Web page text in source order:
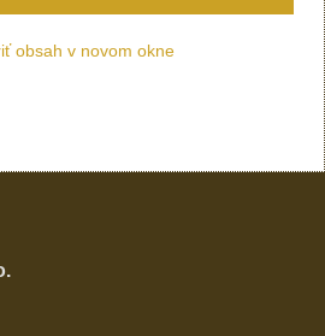
obsah v novom okne